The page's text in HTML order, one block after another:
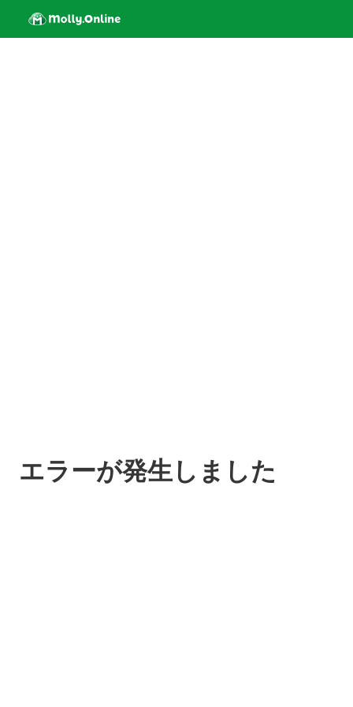
エラーが発生しました